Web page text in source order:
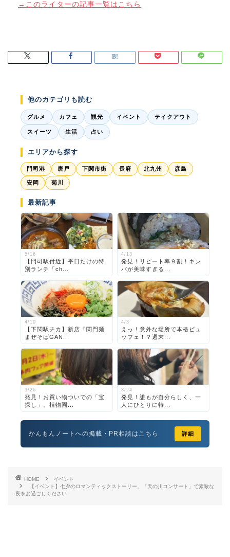
→このライターの記事一覧はこちら
他のカテゴリも読む
グルメ カフェ 観光 イベント テイクアウト
スイーツ 生活 占い
エリアから探す
門司港 唐戸 下関市街 長府 北九州 彦島
安岡 菊川
最新記事
5/16
【門司駅付近】平日だけの特
別ランチ「ch...
4/13
発見！リピート率９割！キン
パが美味すぎる...
4/10
【下関駅チカ】新店『関門麺
まぜそばGAN...
4/3
えっ！意外な場所で本格ビュ
ッフェ！？週末...
3/26
発見！お買い物ついでの「宝
探し」。植物園...
3/24
発見！誰もが自分らしく、一
人にひとりに特...
かんもんノートへの掲載・PR相談はこちら 詳細
HOME
イベント
【イベント】七夕のロマンティックストーリー。「天の川コンサート」で素敵な
夜をお過ごしください